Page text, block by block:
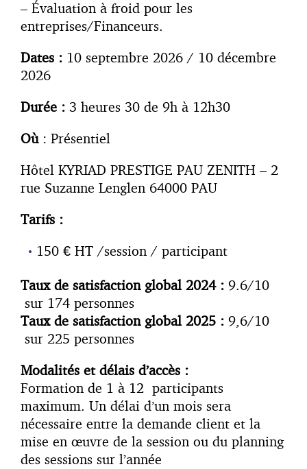
– Évaluation à froid pour les
entreprises/Financeurs.
Dates : 10 septembre 2026 / 10 décembre
2026
Durée : 3 heures 30 de 9h à 12h30
Où : Présentiel
Hôtel KYRIAD PRESTIGE PAU ZENITH – 2
rue Suzanne Lenglen 64000 PAU
Tarifs :
150 € HT /session / participant
Taux de satisfaction global 2024 : 9.6/10
sur 174 personnes
Taux de satisfaction global 2025 : 9,6/10
sur 225 personnes
Modalités et délais d’accès :
Formation de 1 à 12 participants
maximum. Un délai d’un mois sera
nécessaire entre la demande client et la
mise en œuvre de la session ou du planning
des sessions sur l’année